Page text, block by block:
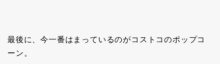
最後に、今一番はまっているのがコストコのポップコ
ーン。